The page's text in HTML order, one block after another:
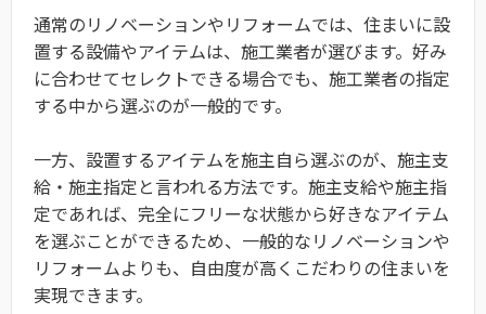
通常のリノベーションやリフォームでは、住まいに設
置する設備やアイテムは、施工業者が選びます。好み
に合わせてセレクトできる場合でも、施工業者の指定
する中から選ぶのが一般的です。
一方、設置するアイテムを施主自ら選ぶのが、施主支
給・施主指定と言われる方法です。施主支給や施主指
定であれば、完全にフリーな状態から好きなアイテム
を選ぶことができるため、一般的なリノベーションや
リフォームよりも、自由度が高くこだわりの住まいを
実現できます。